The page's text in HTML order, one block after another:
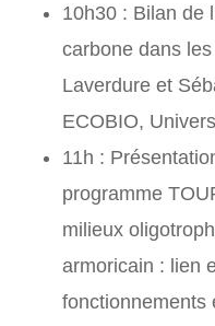
10h30 : Bilan de
carbone dans
Laverdure et
ECOBIO,
11h :
programme
milieux
armoricain : lien
fonctionnements